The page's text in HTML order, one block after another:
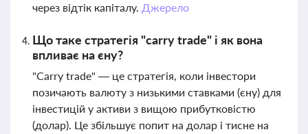
через відтік капіталу. Джерело
Що таке стратегія "carry trade" і як вона
впливає на єну?
"Carry trade" — це стратегія, коли інвестори
позичають валюту з низькими ставками (єну) для
інвестицій у активи з вищою прибутковістю
(долар). Це збільшує попит на долар і тисне на